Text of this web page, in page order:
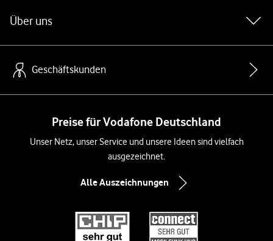
Über uns
Geschäftskunden
Preise für Vodafone Deutschland
Unser Netz, unser Service und unsere Ideen sind vielfach
ausgezeichnet.
Alle Auszeichnungen